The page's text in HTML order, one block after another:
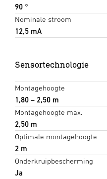
90 °
Nominale stroom
12,5 mA
Sensortechnologie
Montagehoogte
1,80 – 2,50 m
Montagehoogte max.
2,50 m
Optimale montagehoogte
2 m
Onderkruipbescherming
Ja